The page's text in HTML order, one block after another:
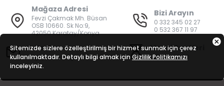
Mağaza Adresi
Fevzi Çakmak Mh. Büsan
OSB 10660. Sk No:9,
42050 Karatay/Konya
Bizi Arayın
0 332 345 02 27
0 532 367 11 97
E-Posta
bilgi@vatanisguvenligi.com
Mesai Saatleri
08:00 - 19:00
Sitemizde sizlere özelleştirilmiş bir hizmet sunmak için çerez
kullanılmaktadır. Detaylı bilgi almak için Gizlilik Politikamızı
inceleyiniz.